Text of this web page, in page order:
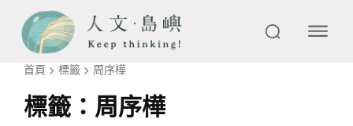
首頁 標籤 周序樺
標籤： 周序樺